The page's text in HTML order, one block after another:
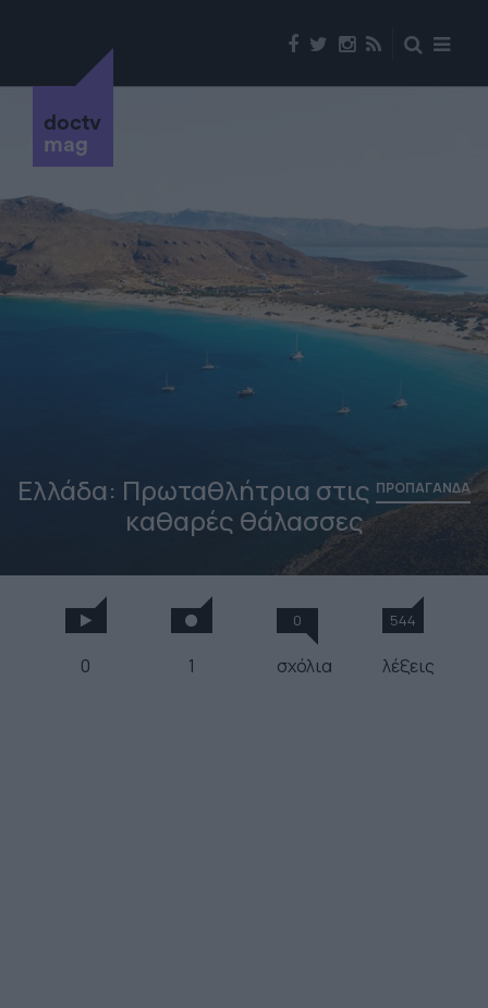
doctv
mag
Ελλάδα: Πρωταθλήτρια στις ΠΡΟΠΑΓΑΝΔΑ
καθαρές θάλασσες
0 1
0
σχόλια
544
λέξεις